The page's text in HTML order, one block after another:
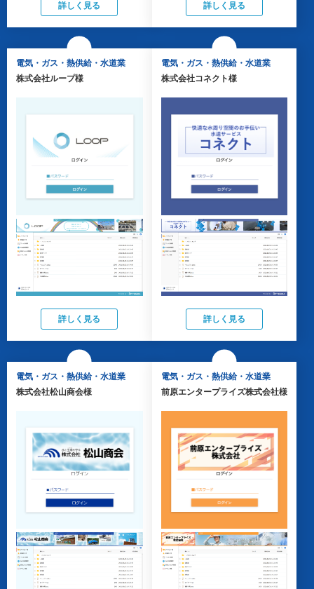
詳しく見る 詳しく見る
電気・ガス・熱供給・水道業
株式会社ループ様
詳しく見る
電気・ガス・熱供給・水道業
株式会社コネクト様
詳しく見る
電気・ガス・熱供給・水道業
株式会社松山商会様
電気・ガス・熱供給・水道業
前原エンタープライズ株式会社様